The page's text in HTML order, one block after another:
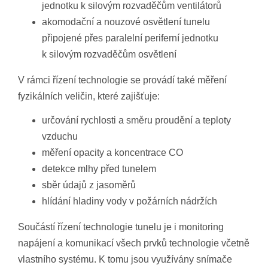
jednotku k silovým rozvaděčům ventilátorů
akomodační a nouzové osvětlení tunelu
připojené přes paralelní periferní jednotku
k silovým rozvaděčům osvětlení
V rámci řízení technologie se provádí také měření
fyzikálních veličin, které zajišťuje:
určování rychlosti a směru proudění a teploty
vzduchu
měření opacity a koncentrace CO
detekce mlhy před tunelem
sběr údajů z jasoměrů
hlídání hladiny vody v požárních nádržích
Součástí řízení technologie tunelu je i monitoring
napájení a komunikací všech prvků technologie včetně
vlastního systému. K tomu jsou využívány snímače